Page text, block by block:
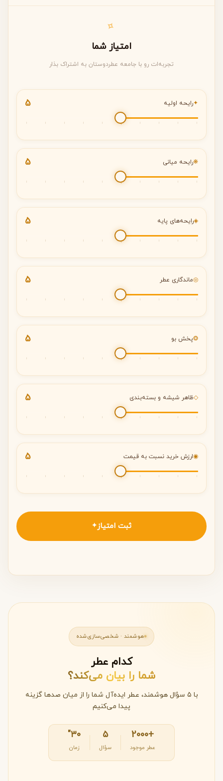
✧
امتیاز شما
تجربه‌ات رو با جامعه عطردوستان به اشتراک بذار
✦رایحه اولیه 5
❋رایحه میانی 5
◈رایحه‌های پایه 5
◎ماندگاری عطر 5
❂پخش بو 5
◇ظاهر شیشه و بسته‌بندی 5
◉ارزش خرید نسبت به قیمت 5
ثبت امتیاز ✦
هوشمند · شخصی‌سازی‌شده
کدام عطر
شما را بیان می‌کند؟
با ۵ سؤال هوشمند، عطر ایده‌آل شما را از میان صدها گزینه
پیدا می‌کنیم
+2000
عطر موجود
۵
سؤال
۳۰"
زمان